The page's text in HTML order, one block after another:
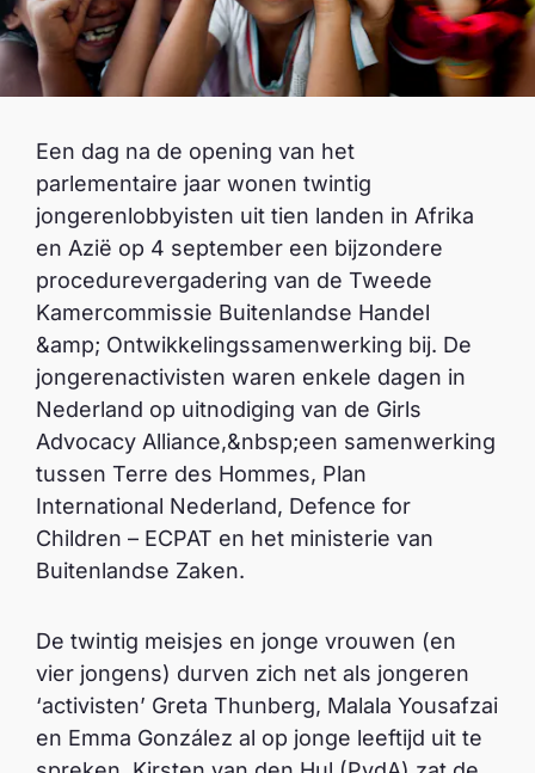
Een dag na de opening van het
parlementaire jaar wonen twintig
jongerenlobbyisten uit tien landen in Afrika
en Azië op 4 september een bijzondere
procedurevergadering van de Tweede
Kamercommissie Buitenlandse Handel
&amp; Ontwikkelingssamenwerking bij. De
jongerenactivisten waren enkele dagen in
Nederland op uitnodiging van de Girls
Advocacy Alliance,&nbsp;een samenwerking
tussen Terre des Hommes, Plan
International Nederland, Defence for
Children – ECPAT en het ministerie van
Buitenlandse Zaken.
De twintig meisjes en jonge vrouwen (en
vier jongens) durven zich net als jongeren
‘activisten’ Greta Thunberg, Malala Yousafzai
en Emma González al op jonge leeftijd uit te